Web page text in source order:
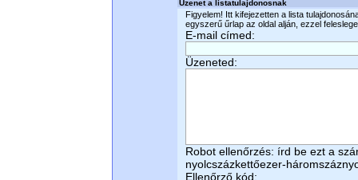
Üzenet a listatulajdonosnak
Figyelem! Itt kifejezetten a lista
egyszerű űrlap az oldal alján, ezzel
E-mail címed:
Üzeneted:
Robot ellenőrzés: írd be ezt a
nyolcszázkettőezer-
Ellenőrző kód: